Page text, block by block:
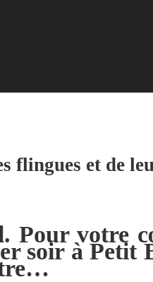
flingues et de
Pour votre
soir à Petit